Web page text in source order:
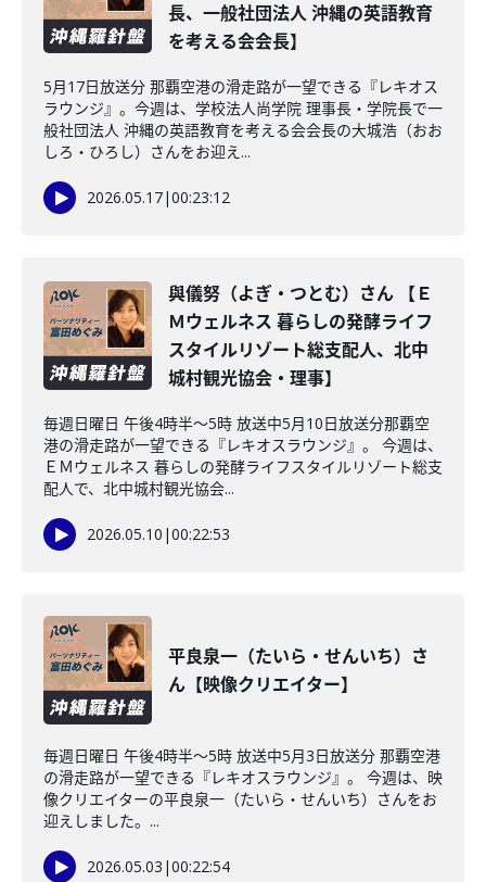
長、一般社団法人 沖縄の英語教育
を考える会会長】
5月17日放送分 那覇空港の滑走路が一望できる『レキオス
ラウンジ』。今週は、学校法人尚学院 理事長・学院長で一
般社団法人 沖縄の英語教育を考える会会長の大城浩（おお
しろ・ひろし）さんをお迎え...
2026.05.17|00:23:12
與儀努（よぎ・つとむ）さん 【Ｅ
Ｍウェルネス 暮らしの発酵ライフ
スタイルリゾート総支配人、北中
城村観光協会・理事】
毎週日曜日 午後4時半～5時 放送中5月10日放送分那覇空
港の滑走路が一望できる『レキオスラウンジ』。 今週は、
ＥＭウェルネス 暮らしの発酵ライフスタイルリゾート総支
配人で、北中城村観光協会...
2026.05.10 |00:22:53
平良泉一（たいら・せんいち）さ
ん【映像クリエイター】
毎週日曜日 午後4時半～5時 放送中5月3日放送分 那覇空港
の滑走路が一望できる『レキオスラウンジ』。 今週は、映
像クリエイターの平良泉一（たいら・せんいち）さんをお
迎えしました。...
2026.05.03 |00:22:54